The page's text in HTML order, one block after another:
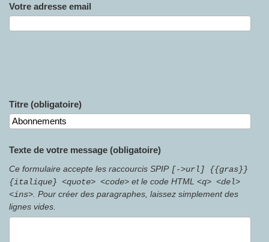
Votre adresse email
Titre (obligatoire)
Texte de votre message (obligatoire)
Ce formulaire accepte les raccourcis SPIP [->url] {{gras}}
{italique} <quote> <code> et le code HTML<q> <del>
<ins> . Pour créer des paragraphes, laissez simplement des
lignes vides.